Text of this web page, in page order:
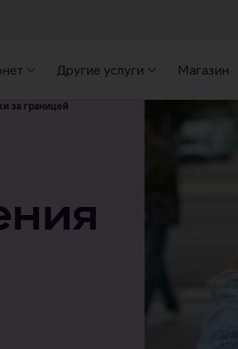
Другие услуги Магазин
за границей